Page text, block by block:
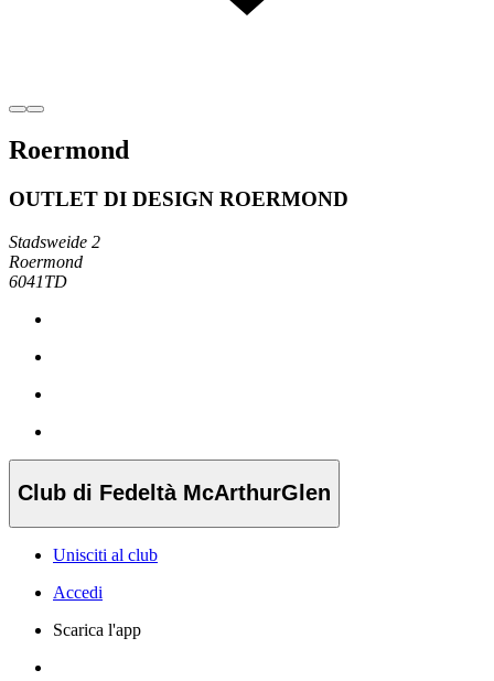
Roermond
OUTLET DI DESIGN ROERMOND
Stadsweide 2
Roermond
6041TD
Club di Fedeltà McArthurGlen
Unisciti al club
Accedi
Scarica l'app